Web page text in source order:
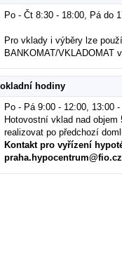
Po - Čt 8:30 - 18:00, Pá do
Pro vklady i výběry lze
BANKOMAT/VKLADOMAT
hodiny
Po - Pá 9:00 - 12:00, 13:00 -
Hotovostní vklad nad objem
realizovat po předchozí
Kontakt pro vyřízení
praha.hypocentrum@fio.cz